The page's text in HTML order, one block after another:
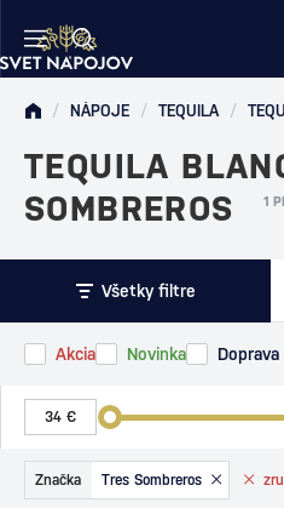
/ NÁPOJE / TEQUILA /
TEQUILA
SOMBREROS
1
Všetky filtre
Akcia Novinka Doprava
Značka Tres Sombreros